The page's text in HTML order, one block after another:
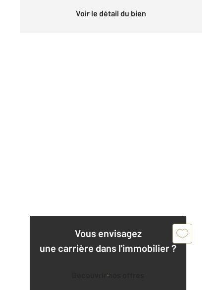
Voir le détail du bien
Vous envisagez
une carrière dans l'immobilier ?
Découvrir nos offres